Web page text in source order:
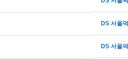
DS 서울
DS 서울